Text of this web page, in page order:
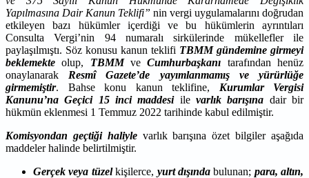
Yapılmasına Dair Kanun Teklifi” nin vergi uygulamalarını doğrudan
etkileyen bazı hükümler içerdiği ve bu hükümlerin ayrıntıları
Consulta Vergi’nin 94 numaralı sirkülerinde mükellefler ile
paylaşılmıştı. Söz konusu kanun teklifi TBMM gündemine girmeyi
beklemekteolup, TBMMveCumhurbaşkanı tarafından henüz
onaylanarak Resmî Gazete’de yayımlanmamış ve yürürlüğe
girmemiştir. Bahse konu kanun teklifine, Kurumlar
Vergisi
Kanunu’na Geçici 15 inci maddesiilevarlık barışına dair bir
hükmün eklenmesi 1 Temmuz 2022 tarihinde kabul edilmiştir.
Komisyondan geçtiği haliylevarlık barışına özet bilgiler aşağıda
maddeler halinde belirtilmiştir.
Gerçek veya tüzelkişilerce, yurt dışındabulunan; para, altın,